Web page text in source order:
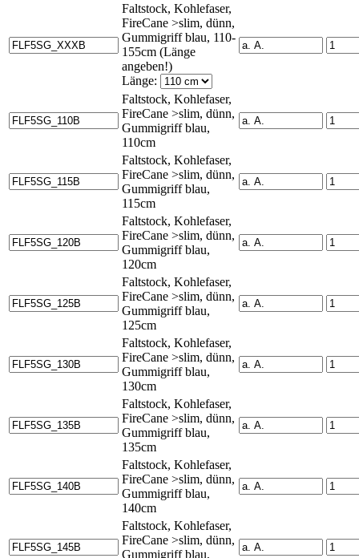
Faltstock, Kohlefaser,
FireCane >slim, dünn,
Gummigriff blau, 110-
155cm (Länge
angeben!)
Länge:
Faltstock, Kohlefaser,
FireCane >slim, dünn,
Gummigriff blau,
110cm
Faltstock, Kohlefaser,
FireCane >slim, dünn,
Gummigriff blau,
115cm
Faltstock, Kohlefaser,
FireCane >slim, dünn,
Gummigriff blau,
120cm
Faltstock, Kohlefaser,
FireCane >slim, dünn,
Gummigriff blau,
125cm
Faltstock, Kohlefaser,
FireCane >slim, dünn,
Gummigriff blau,
130cm
Faltstock, Kohlefaser,
FireCane >slim, dünn,
Gummigriff blau,
135cm
Faltstock, Kohlefaser,
FireCane >slim, dünn,
Gummigriff blau,
140cm
Faltstock, Kohlefaser,
FireCane >slim, dünn,
Gummigriff blau,